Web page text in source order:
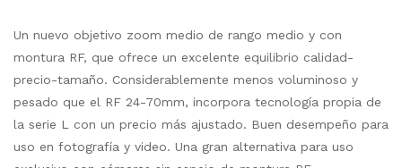
Un nuevo objetivo zoom medio de rango medio y con
montura RF, que ofrece un excelente equilibrio calidad-
precio-tamaño. Considerablemente menos voluminoso y
pesado que el RF 24-70mm, incorpora tecnología propia de
la serie L con un precio más ajustado. Buen desempeño para
uso en fotografía y video. Una gran alternativa para uso